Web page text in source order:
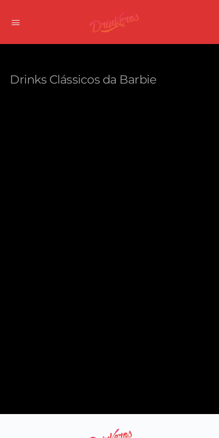
Drinks Clássicos da Barbie